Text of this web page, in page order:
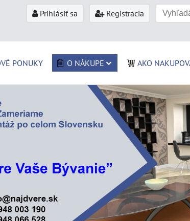
Prihlásiť sa Registrácia
PONUKY O NÁKUPE AKO